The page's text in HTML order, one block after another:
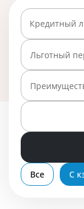
Займы
Вклады
Бизнес
‌найти‌ ‌самый‌
‌собой‌ ‌условия‌ ‌и‌
Кредитный
Льготный
Все С